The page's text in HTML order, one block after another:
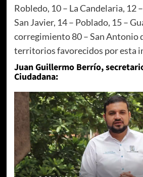
Robledo, 10 – La Candelaria, 12
San Javier, 14 – Poblado, 15 –
corregimiento 80 – San Antonio
territorios favorecidos por esta
Juan Guillermo Berrío,
Ciudadana: